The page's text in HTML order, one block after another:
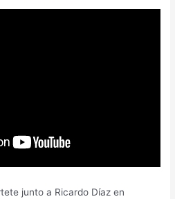
junto a Ricardo Díaz en